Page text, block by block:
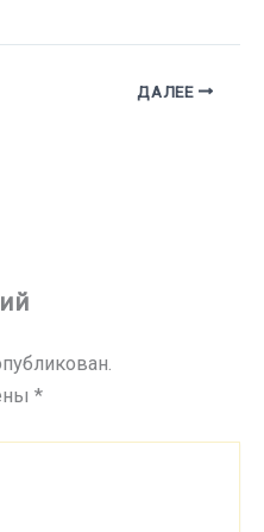
ДАЛЕЕ
*